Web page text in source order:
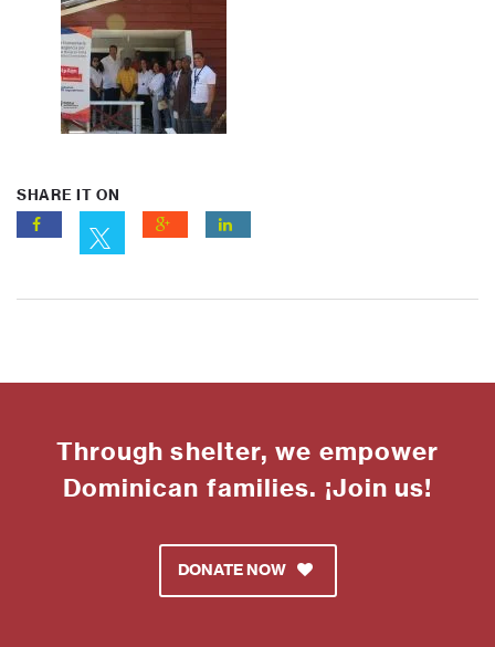
SHARE IT ON
Through shelter, we empower
Dominican families. ¡Join us!
DONATE NOW